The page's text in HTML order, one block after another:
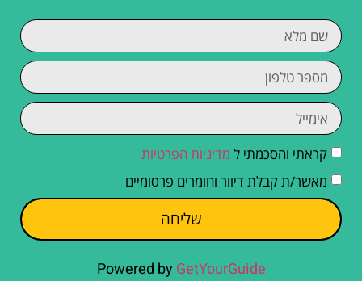
קראתי והסכמתי ל מדיניות הפרטיות
מאשר/ת קבלת דיוור וחומרים פרסומיים
שליחה
Powered by GetYourGuide